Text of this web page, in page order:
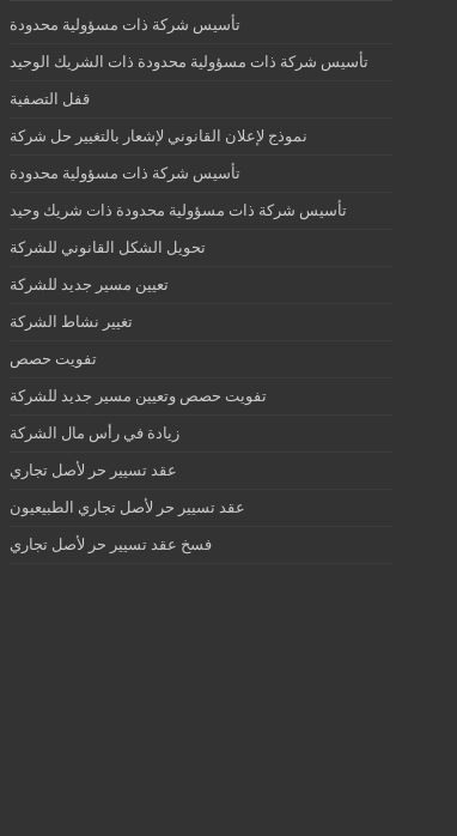
تأسيس شركة ذات مسؤولية محدودة
تأسيس شركة ذات مسؤولية محدودة ذات الشريك الوحيد
قفل التصفية
نموذج لإعلان القانوني لإشعار بالتغيير حل شركة
تأسيس شركة ذات مسؤولية محدودة
تأسيس شركة ذات مسؤولية محدودة ذات شريك وحيد
تحويل الشكل القانوني للشركة
تعيين مسير جديد للشركة
تغيير نشاط الشركة
تفويت حصص
تفويت حصص وتعيين مسير جديد للشركة
زيادة في رأس مال الشركة
عقد تسيير حر لأصل تجاري
عقد تسيير حر لأصل تجاري الطبيعيون
فسخ عقد تسيير حر لأصل تجاري